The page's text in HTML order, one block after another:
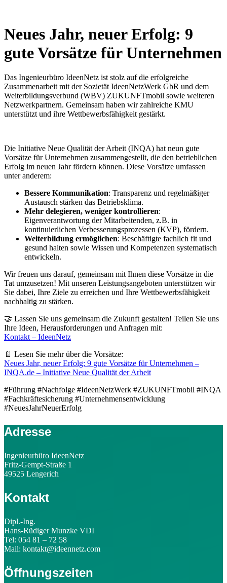
Neues Jahr, neuer Erfolg: 9
gute Vorsätze für Unternehmen
Das Ingenieurbüro IdeenNetz ist stolz auf die erfolgreiche
Zusammenarbeit mit der Sozietät IdeenNetzWerk GbR und dem
Weiterbildungsverbund (WBV) ZUKUNFTmobil sowie weiteren
Netzwerkpartnern. Gemeinsam haben wir zahlreiche KMU
unterstützt und ihre Wettbewerbsfähigkeit gestärkt.
Die Initiative Neue Qualität der Arbeit (INQA) hat neun gute
Vorsätze für Unternehmen zusammengestellt, die den betrieblichen
Erfolg im neuen Jahr fördern können. Diese Vorsätze umfassen
unter anderem:
Bessere Kommunikation: Transparenz und regelmäßiger
Austausch stärken das Betriebsklima.
Mehr delegieren, weniger kontrollieren:
Eigenverantwortung der Mitarbeitenden, z.B. in
kontinuierlichen Verbesserungsprozessen (KVP), fördern.
Weiterbildung ermöglichen: Beschäftigte fachlich fit und
gesund halten sowie Wissen und Kompetenzen systematisch
entwickeln.
Wir freuen uns darauf, gemeinsam mit Ihnen diese Vorsätze in die
Tat umzusetzen! Mit unseren Leistungsangeboten unterstützen wir
Sie dabei, Ihre Ziele zu erreichen und Ihre Wettbewerbsfähigkeit
nachhaltig zu stärken.
🤝 Lassen Sie uns gemeinsam die Zukunft gestalten! Teilen Sie uns
Ihre Ideen, Herausforderungen und Anfragen mit:
Kontakt – IdeenNetz
📄 Lesen Sie mehr über die Vorsätze:
Neues Jahr, neuer Erfolg: 9 gute Vorsätze für Unternehmen –
INQA.de – Initiative Neue Qualität der Arbeit
#Führung #Nachfolge #IdeenNetzWerk #ZUKUNFTmobil #INQA
#Fachkräftesicherung #Unternehmensentwicklung
#NeuesJahrNeuerErfolg
Adresse
Ingenieurbüro IdeenNetz
Fritz-Gempt-Straße 1
49525 Lengerich
Kontakt
Dipl.-Ing.
Hans-Rüdiger Munzke VDI
Tel: 054 81 – 72 58
Mail: kontakt@ideennetz.com
Öffnungszeiten